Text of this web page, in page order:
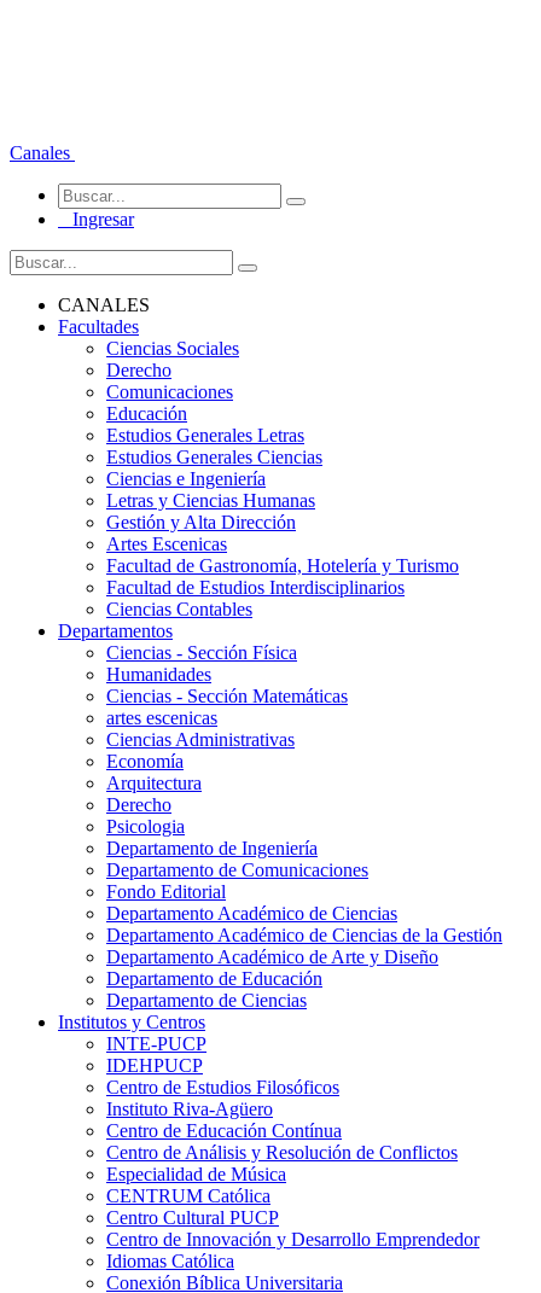
Canales
Ingresar
CANALES
Facultades
Ciencias Sociales
Derecho
Comunicaciones
Educación
Estudios Generales Letras
Estudios Generales Ciencias
Ciencias e Ingeniería
Letras y Ciencias Humanas
Gestión y Alta Dirección
Artes Escenicas
Facultad de Gastronomía, Hotelería y Turismo
Facultad de Estudios Interdisciplinarios
Ciencias Contables
Departamentos
Ciencias - Sección Física
Humanidades
Ciencias - Sección Matemáticas
artes escenicas
Ciencias Administrativas
Economía
Arquitectura
Derecho
Psicologia
Departamento de Ingeniería
Departamento de Comunicaciones
Fondo Editorial
Departamento Académico de Ciencias
Departamento Académico de Ciencias de la Gestión
Departamento Académico de Arte y Diseño
Departamento de Educación
Departamento de Ciencias
Institutos y Centros
INTE-PUCP
IDEHPUCP
Centro de Estudios Filosóficos
Instituto Riva-Agüero
Centro de Educación Contínua
Centro de Análisis y Resolución de Conflictos
Especialidad de Música
CENTRUM Católica
Centro Cultural PUCP
Centro de Innovación y Desarrollo Emprendedor
Idiomas Católica
Conexión Bíblica Universitaria